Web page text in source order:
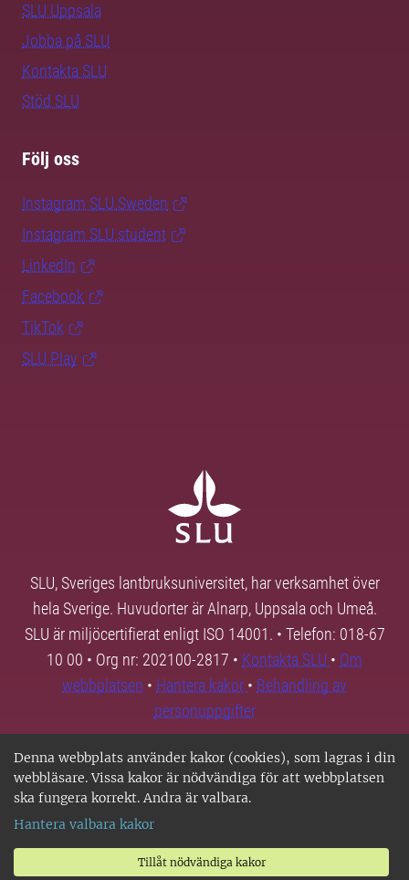
Denna webbplats använder kakor (cookies), som lagras i din
webbläsare. Vissa kakor är nödvändiga för att webbplatsen
ska fungera korrekt. Andra är valbara.
Hantera valbara kakor
Tillåt nödvändiga kakor
SLU Uppsala
Jobba på SLU
Kontakta SLU
Stöd SLU
Följ oss
Instagram SLU.Sweden
Instagram SLU.student
LinkedIn
Facebook
TikTok
SLU Play
SLU, Sveriges lantbruksuniversitet, har verksamhet över
hela Sverige. Huvudorter är Alnarp, Uppsala och Umeå.
SLU är miljöcertifierat enligt ISO 14001. • Telefon: 018-67
10 00 • Org nr: 202100-2817 • Kontakta SLU • Om
webbplatsen • Hantera kakor • Behandling av
personuppgifter